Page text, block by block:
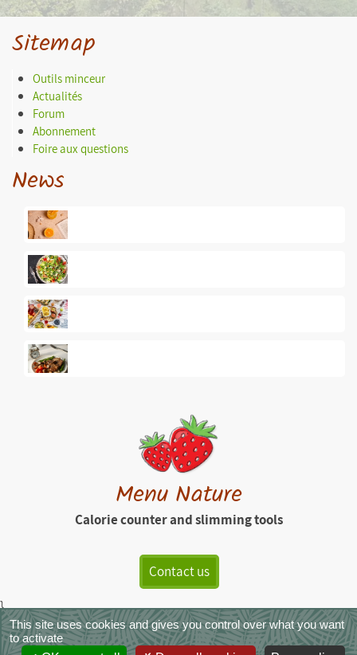
Sitemap
Outils minceur
Actualités
Forum
Abonnement
Foire aux questions
News
Menu Nature
Calorie counter and slimming tools
Contact us
}
MenuNature - Copyright © 2026|Legals|Terms of Service|CGVS|
Photo credits
This site uses cookies and gives you control over what you want
to activate